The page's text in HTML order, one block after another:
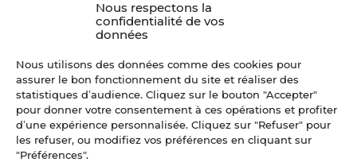
Nous respectons la
confidentialité de vos
données
Nous utilisons des données comme des cookies pour
assurer le bon fonctionnement du site et réaliser des
statistiques d’audience. Cliquez sur le bouton "Accepter"
pour donner votre consentement à ces opérations et profiter
d’une expérience personnalisée. Cliquez sur "Refuser" pour
les refuser, ou modifiez vos préférences en cliquant sur
"Préférences".
le
bien
4
À VENDRE